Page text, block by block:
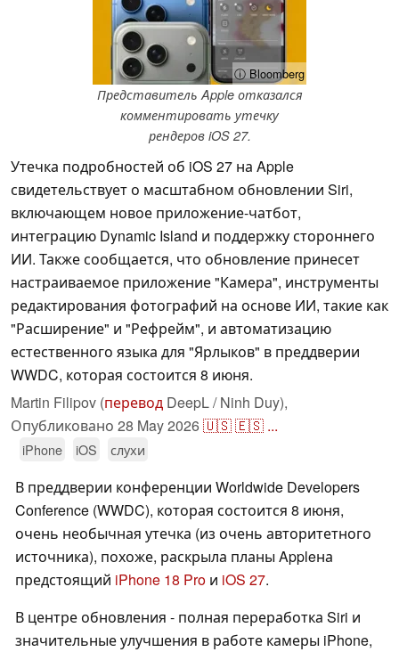
ⓘ Bloomberg
Представитель Apple отказался
комментировать утечку
рендеров iOS 27.
Утечка подробностей об iOS 27 на Apple
свидетельствует о масштабном обновлении Siri,
включающем новое приложение-чатбот,
интеграцию Dynamic Island и поддержку стороннего
ИИ. Также сообщается, что обновление принесет
настраиваемое приложение "Камера", инструменты
редактирования фотографий на основе ИИ, такие как
"Расширение" и "Рефрейм", и автоматизацию
естественного языка для "Ярлыков" в преддверии
WWDC, которая состоится 8 июня.
Martin Filipov (перевод DeepL / Ninh Duy),
Опубликовано 28 May 2026🇺🇸🇪🇸 ...
iPhone iOS слухи
В преддверии конференции Worldwide Developers
Conference (WWDC), которая состоится 8 июня,
очень необычная утечка (из очень авторитетного
источника), похоже, раскрыла планы Appleна
предстоящий iPhone 18 Pro и iOS 27.
В центре обновления - полная переработка Siri и
значительные улучшения в работе камеры iPhone,